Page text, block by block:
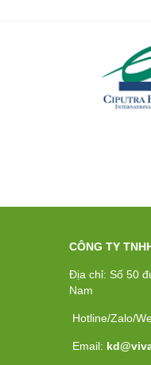
CÔNG TY
Địa chỉ: Số 50
Nam
Hotline/Zalo/
Email: